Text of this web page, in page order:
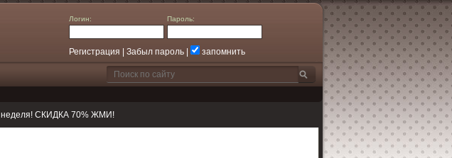
Логин: Пароль:
Регистрация Забыл пароль| запомнить
неделя! СКИДКА 70% ЖМИ!